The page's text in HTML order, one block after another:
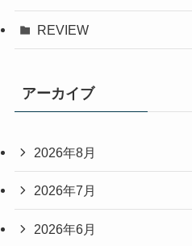
REVIEW
アーカイブ
2026年8月
2026年7月
2026年6月